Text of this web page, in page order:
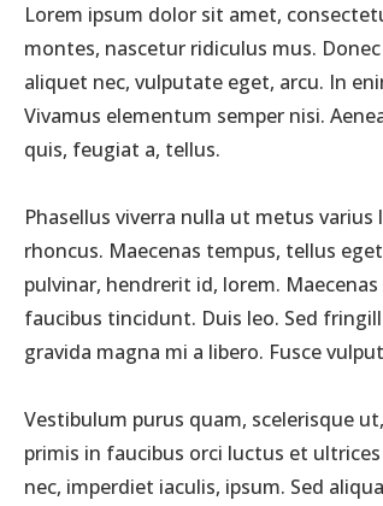
Lorem ipsum dolor sit amet,
montes, nascetur ridiculus mus.
aliquet nec, vulputate eget, arcu. In
Vivamus elementum semper nisi.
quis, feugiat a, tellus.
Phasellus viverra nulla ut metus
rhoncus. Maecenas tempus, tellus
pulvinar, hendrerit id, lorem.
faucibus tincidunt. Duis leo. Sed
gravida magna mi a libero. Fusce
Vestibulum purus quam, scelerisque
primis in faucibus orci luctus et
nec, imperdiet iaculis, ipsum. Sed